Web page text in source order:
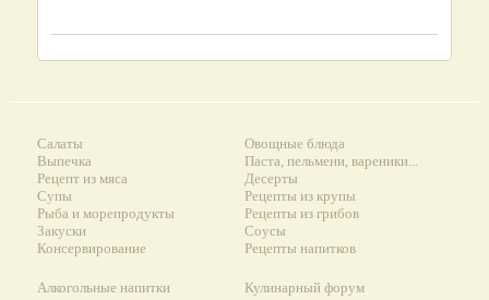
Салаты
Выпечка
Рецепт из мяса
Супы
Рыба и морепродукты
Закуски
Консервирование
Овощные блюда
Паста, пельмени, вареники...
Десерты
Рецепты из крупы
Рецепты из грибов
Соусы
Рецепты напитков
Алкогольные напитки
Кулинарный форум